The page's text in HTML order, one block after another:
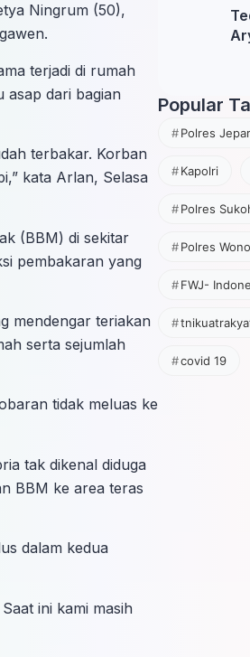
Ningrum (50),
terjadi di rumah
asap dari bagian
terbakar. Korban
kata Arlan, Selasa
(BBM) di sekitar
pembakaran yang
mendengar teriakan
serta sejumlah
tidak meluas ke
tak dikenal diduga
BBM ke area teras
dalam kedua
ini kami masih
Popular
Polres
Kapolri
Polres
Polres
FWJ-
covid 19